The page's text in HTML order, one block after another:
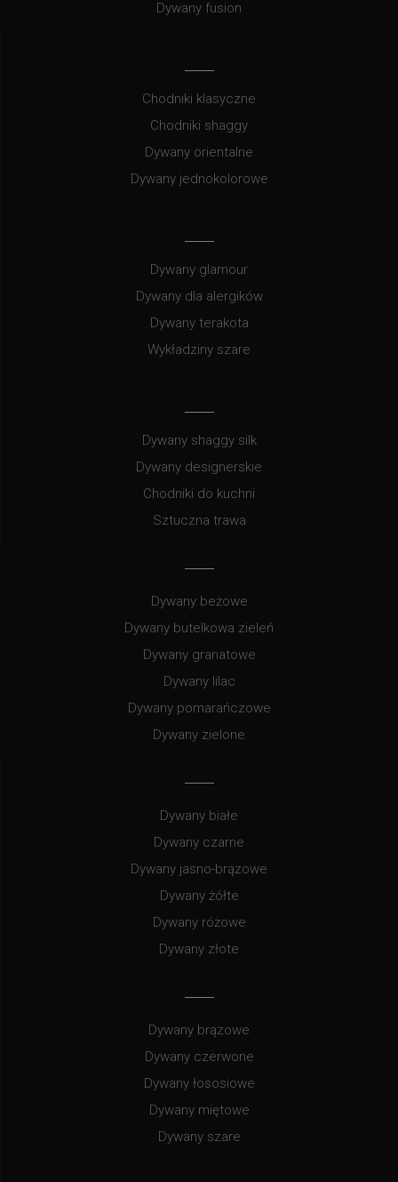
Dywany fusion
Chodniki klasyczne
Chodniki shaggy
Dywany orientalne
Dywany jednokolorowe
Dywany glamour
Dywany dla alergików
Dywany terakota
Wykładziny szare
Dywany shaggy silk
Dywany designerskie
Chodniki do kuchni
Sztuczna trawa
Dywany beżowe
Dywany butelkowa zieleń
Dywany granatowe
Dywany lilac
Dywany pomarańczowe
Dywany zielone
Dywany białe
Dywany czarne
Dywany jasno-brązowe
Dywany żółte
Dywany różowe
Dywany złote
Dywany brązowe
Dywany czerwone
Dywany łososiowe
Dywany miętowe
Dywany szare